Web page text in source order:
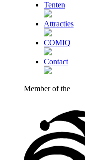
Tenten
Attracties
COMIQ
Contact
Member of the